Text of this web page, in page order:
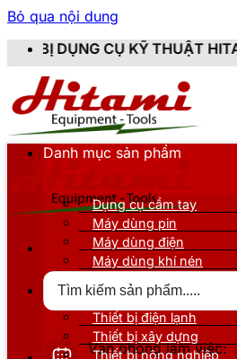
Bỏ qua nội dung
KỸ THUẬT HITAMI - CUNG
Văn phòng làm việc:
Danh mục sản phẩm
Dụng cụ cầm tay
Máy dùng pin
Máy dùng điện
Máy dùng khí nén
Thiết bị nâng đỡ
Thiết bị điện lạnh
Thiết bị xây dựng
Thiết bị nông nghiệp